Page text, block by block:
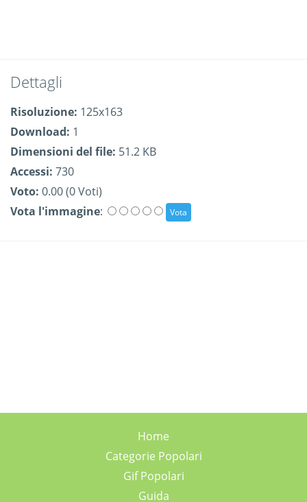
Dettagli
Risoluzione: 125x163
Download: 1
Dimensioni del file: 51.2 KB
Accessi: 730
Voto: 0.00 (0 Voti)
Vota l'immagine:
Home
Categorie Popolari
Gif Popolari
Guida